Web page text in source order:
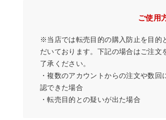
ご使用
※当店では転売目的の購入防止を目的
だいております。下記の場合はご注
了承ください。
・複数のアカウントからの注文や数
認できた場合
・転売目的との疑いが出た場合